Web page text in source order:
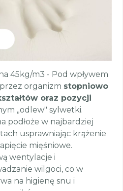
45kg/m3 - Pod wpływem
organizm stopniowo
oraz pozycji
„odlew" sylwetki.
podłoże w najbardziej
usprawniając krążenie
mięśniowe.
wentylacje i
wilgoci, co w
na higienę snu i